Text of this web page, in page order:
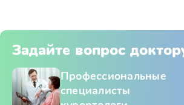
Задайте вопрос
Профессиональные
специалисты